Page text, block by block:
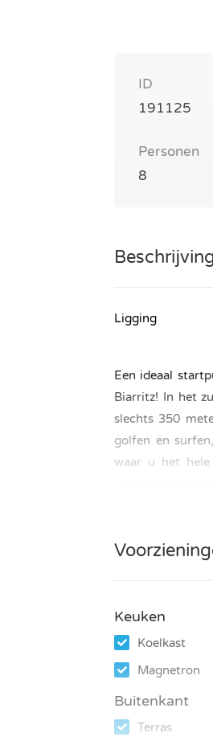
ID
191125
Personen
8
Ligging
Een ideaal
Biarritz! In het
slechts 350
golfen en
waar u het
Tot uw
Parkeerplaatsen
Keuken
Koelkast
Magnetron
Buitenkant
Terras